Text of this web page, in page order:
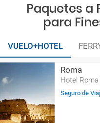
Paquetes a
para
VUELO+HOTEL
Roma
Hotel
Seguro de